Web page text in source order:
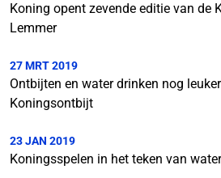
Koning opent zevende editie van de
Lemmer
27 MRT 2019
Ontbijten en water drinken nog
Koningsontbijt
23 JAN 2019
Koningsspelen in het teken van